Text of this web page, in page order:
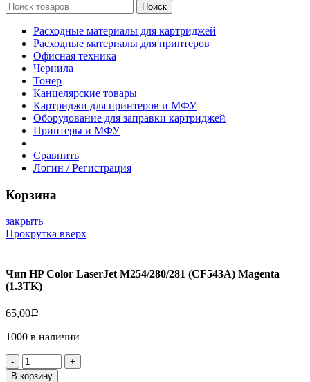
Поиск
Расходные материалы для картриджей
Расходные материалы для принтеров
Офисная техника
Чернила
Тонер
Канцелярские товары
Картриджи для принтеров и МФУ
Оборудование для заправки картриджей
Принтеры и МФУ
Сравнить
Логин / Регистрация
Корзина
закрыть
Прокрутка вверх
Чип HP Color LaserJet M254/280/281 (CF543A) Magenta
(1.3TK)
65,00Р
1000 в наличии
Количество
товара
В корзину